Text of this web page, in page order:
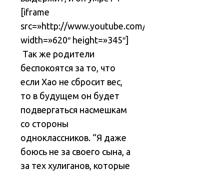
[iframe
src=»http://www.youtube.com/embed/-
width=»620″ height=»345″]
Так же родители
беспокоятся за то, что
если Хао не сбросит вес,
то в будущем он будет
подвергаться насмешкам
со стороны
одноклассников. “Я даже
боюсь не за своего сына, а
за тех хулиганов, которые